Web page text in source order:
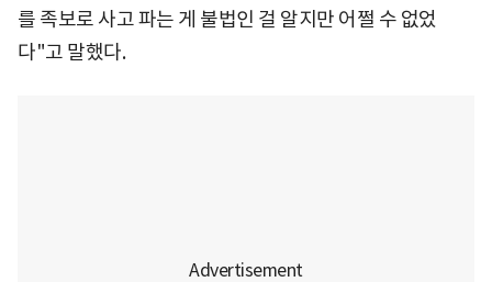
를 족보로 사고 파는 게 불법인 걸 알지만 어쩔 수 없었
다"고 말했다.